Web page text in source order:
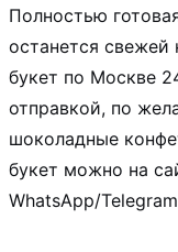
Полностью
останется свежей
букет по Москве
отправкой, по
шоколадные
букет можно на
WhatsApp/